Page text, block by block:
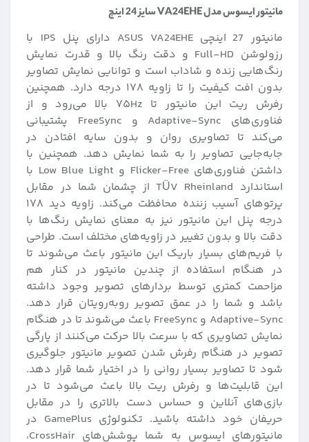
مانيتور ایسوس مدل VA24EHE سايز 24 اينچ
مانیتور 27 اینچی ASUS VA24EHE دارای پنل IPS با
رزولوشن Full-HD و دقت رنگ بالا و قدرت نمایش
رنگ‌هایی زنده و شاداب است و توانایی نمایش تصاویر
بدون افت کیفیت را تا زاویه ۱۷۸ درجه دارد. همچنین
رفرش ریت این مانیتور تا ۷۵Hz بالا می‌رود و از
فناوری‌های Adaptive-Sync و FreeSync پشتیبانی
می‌کند تا تصاویری روان و بدون سایه افتادن در
جابه‌جایی تصاویر را به شما نمایش دهد. همچنین با
داشتن فناوری‌های Flicker-Free و Low Blue Light با
استاندارد TÜV Rheinland از چشمان شما در مقابل
پرتو‌های آسیب زننده محافظت می‌کند. زاویه دید ۱۷۸
درجه پنل این مانیتور نیز به معنای نمایش رنگ‌ها با
دقت بالا و بدون تغییر در زاویه‌های مختلف است. طراحی
با فریم‌های بسیار باریک این مانیتور باعث می‌شوند تا
در هنگام استفاده از چندین مانیتور در کنار هم
مزاحمت کمتری توسط بردارهای تصویر وجود داشته
باشد و شما را در عمق تصویر رو‌به‌رویتان قرار دهد.
Adaptive-Sync و FreeSync باعث می‌شوند تا در هنگام
نمایش تصاویری که با سرعت بالا حرکت می‌کنند از پارگی
تصویر در هنگام رفرش شدن تصویر مانیتور جلوگیری
شود تا تصاویر بسیار روانی را در اختیار شما قرار دهد.
این قابلیت‌ها و رفرش ریت بالا باعث می‌شود تا در
بازی‌های آنلاین و حساس دست بالاتری را در مقابل
حریفان خود داشته باشید. تکنولوژی GamePlus در
مانیتورهای ایسوس به شما پوشش‌های CrossHair،